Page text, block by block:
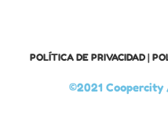
POLÍTICA DE PRIVACIDAD|
©2021 Coopercity